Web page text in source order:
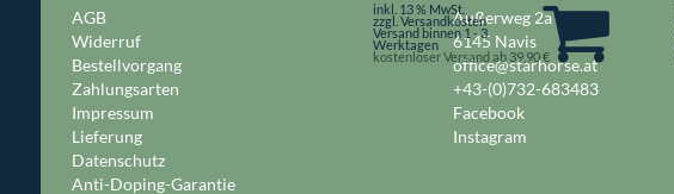
inkl. 13 % MwSt.
zzgl. Versandkosten
Versand binnen 1 - 3
Werktagen
kostenloser Versand ab 39,90 €
AGB
Widerruf
Bestellvorgang
Zahlungsarten
Impressum
Lieferung
Datenschutz
Anti-Doping-Garantie
Außerweg 2a
6145 Navis
office@starhorse.at
+43-(0)732-683483
Facebook
Instagram